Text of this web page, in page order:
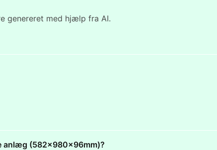
genereret med hjælp fra AI.
anlæg (582x980x96mm)?